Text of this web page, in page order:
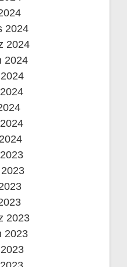
2024
2024
2024
2023
2023
2023